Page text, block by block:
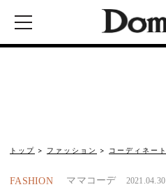
トップ ファッション コーディネート
FASHION ママコーデ 2021.04.30